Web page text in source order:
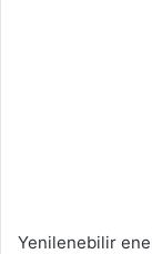
Yenilenebilir